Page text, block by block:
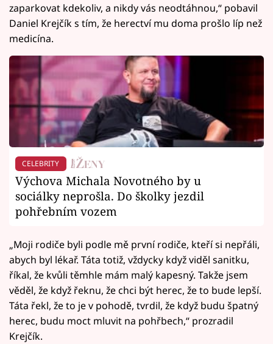
zaparkovat kdekoliv, a nikdy vás neodtáhnou,“ pobavil
Daniel Krejčík s tím, že herectví mu doma prošlo líp než
medicína.
CELEBRITY
Výchova Michala Novotného by u
sociálky neprošla. Do školky jezdil
pohřebním vozem
„Moji rodiče byli podle mě první rodiče, kteří si nepřáli,
abych byl lékař. Táta totiž, vždycky když viděl sanitku,
říkal, že kvůli těmhle mám malý kapesný. Takže jsem
věděl, že když řeknu, že chci být herec, že to bude lepší.
Táta řekl, že to je v pohodě, tvrdil, že když budu špatný
herec, budu moct mluvit na pohřbech,“ prozradil
Krejčík.